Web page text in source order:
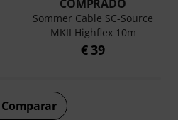
COMPRADO
Sommer Cable SC-Source
MKII Highflex 10m
€ 39
Comparar